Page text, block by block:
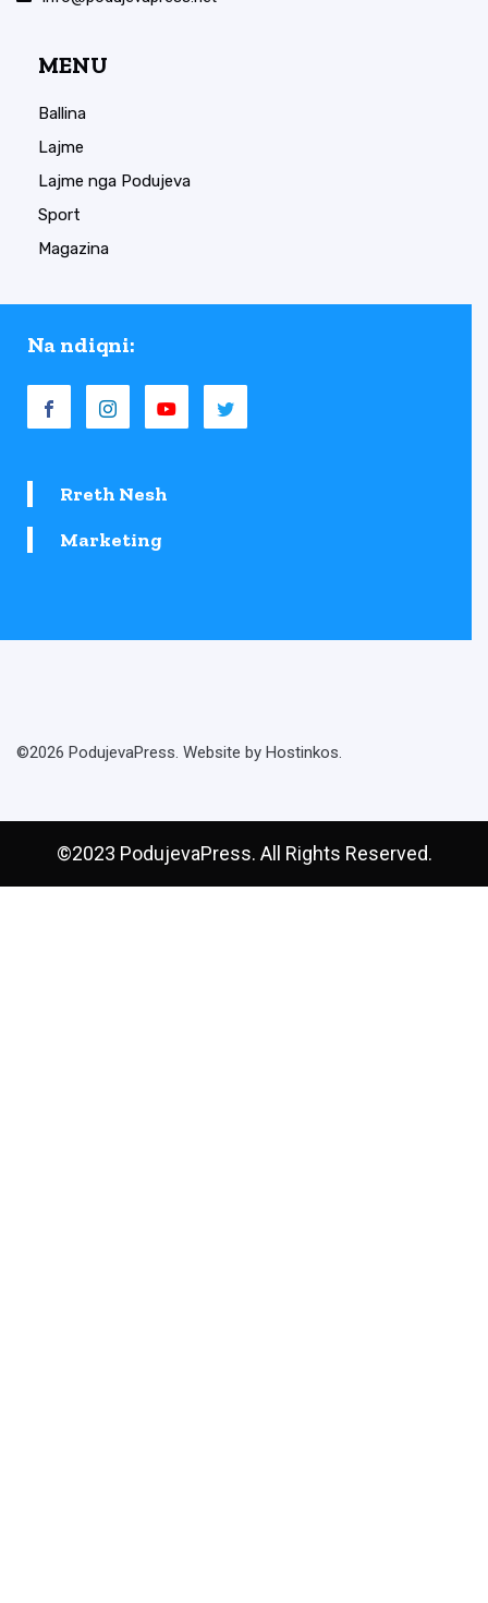
MENU
Ballina
Lajme
Lajme nga Podujeva
Sport
Magazina
Na ndiqni:
Rreth Nesh
Marketing
©2026 PodujevaPress. Website by Hostinkos.
©2023 PodujevaPress. All Rights Reserved.